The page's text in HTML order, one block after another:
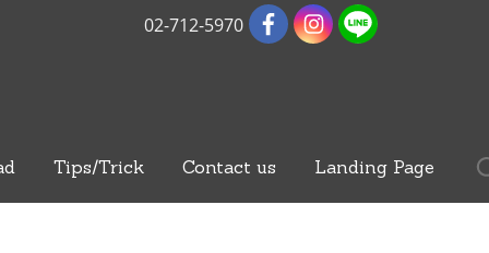
02-712-5970
Tips/Trick Contact us Landing Page